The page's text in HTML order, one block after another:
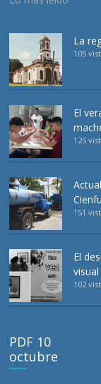
La
105
El
125
151
El
visual
102
PDF 10
octubre